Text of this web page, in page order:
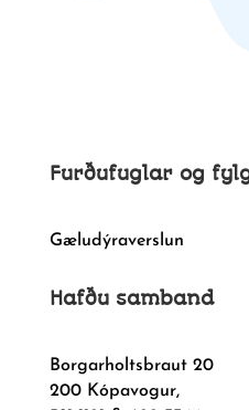
Furðufuglar og
Gæludýraverslun
Hafðu samband
Borgarholtsbraut 20
200 Kópavogur,